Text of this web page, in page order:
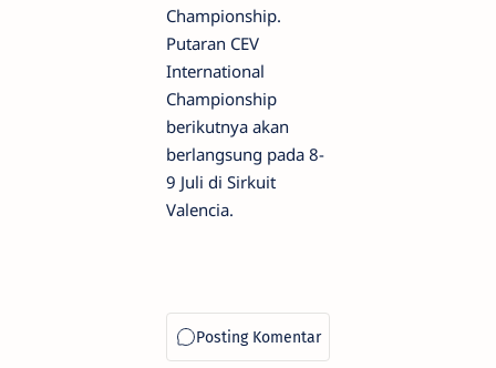
Championship.
Putaran CEV
International
Championship
berikutnya akan
berlangsung pada 8-
9 Juli di Sirkuit
Valencia.